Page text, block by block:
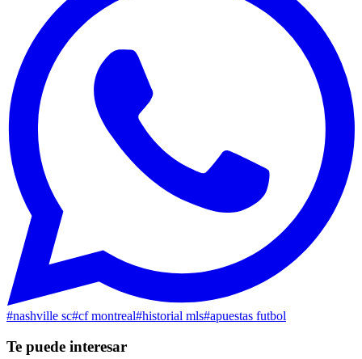
#nashville sc#cf montreal#historial mls#apuestas futbol
Te puede interesar